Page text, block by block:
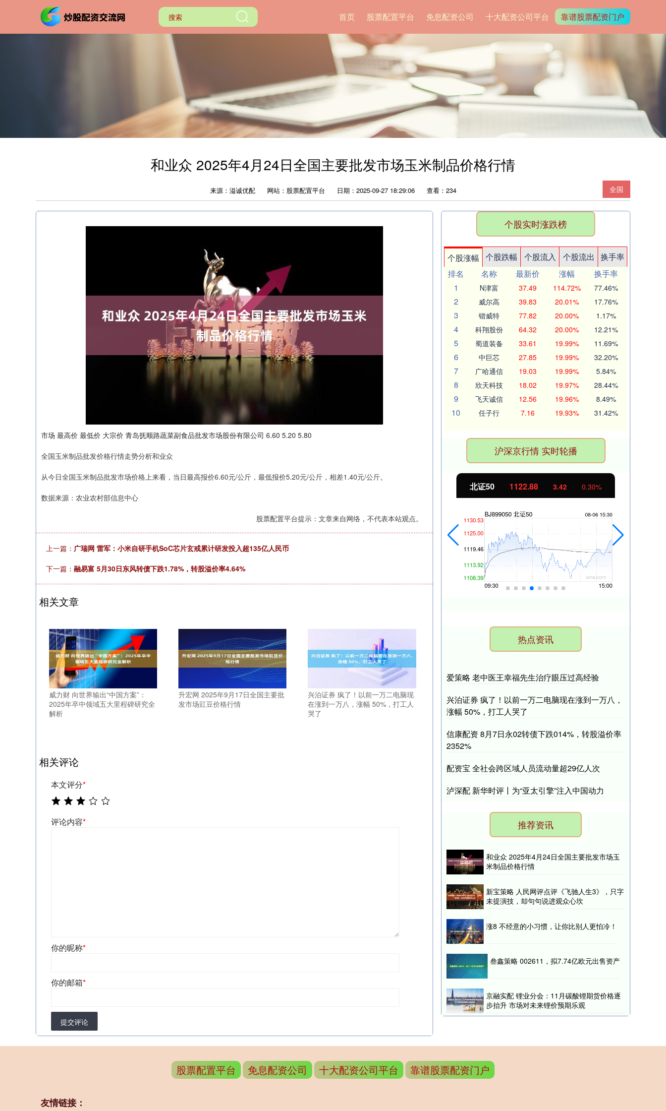
首页 股票配置平台 免息配资公司 十大配资公司平台 靠谱股票配资门户
和业众 2025年4月24日全国主要批发市场玉米制品价格行情
全国
来源：溢诚优配 网站：股票配置平台 日期：2025-09-27 18:29:06 查看：234
市场 最高价 最低价 大宗价 青岛抚顺路蔬菜副食品批发市场股份有限公司 6.60 5.20 5.80
全国玉米制品批发价格行情走势分析和业众
从今日全国玉米制品批发市场价格上来看，当日最高报价6.60元/公斤，最低报价5.20元/公斤，相差1.40元/公斤。
数据来源：农业农村部信息中心
股票配置平台提示：文章来自网络，不代表本站观点。
上一篇： 广瑞网 雷军：小米自研手机SoC芯片玄戒累计研发投入超135亿人民币
下一篇： 融易富 5月30日东风转债下跌1.78%，转股溢价率4.64%
相关文章
威力财 向世界输出“中国方案”：
2025年卒中领域五大里程碑研究全
解析
升宏网 2025年9月17日全国主要批
发市场豇豆价格行情
兴泊证券 疯了！以前一万二电脑现
在涨到一万八，涨幅 50%，打工人
哭了
相关评论
本文评分*
评论内容*
你的昵称*
你的邮箱*
提交评论
个股实时涨跌榜
个股涨幅 个股跌幅 个股流入 个股流出
换手率
排名
名称 最新价 涨幅
换手率
1
N津富 37.49 114.72% 77.46%
2 威尔高 39.83 20.01% 17.76%
3 锴威特 77.82 20.00% 1.17%
4 科翔股份 64.32 20.00% 12.21%
5 蜀道装备 33.61 19.99% 11.69%
6 中巨芯 27.85 19.99% 32.20%
7 广哈通信 19.03 19.99% 5.84%
8 欣天科技 18.02 19.97% 28.44%
9 飞天诚信 12.56 19.96% 8.49%
10 任子行 7.16 19.93% 31.42%
沪深京行情 实时轮播
北证50 1122.88 3.42 0.30%
热点资讯
爱策略 老中医王幸福先生治疗眼压过高经验
兴泊证券 疯了！以前一万二电脑现在涨到一万八，
涨幅 50%，打工人哭了
信康配资 8月7日永02转债下跌014%，转股溢价率
2352%
配资宝 全社会跨区域人员流动量超29亿人次
泸深配 新华时评丨为“亚太引擎”注入中国动力
推荐资讯
和业众 2025年4月24日全国主要批发市场玉
米制品价格行情
新宝策略 人民网评点评《飞驰人生3》，只字
未提演技，却句句说进观众心坎
涨8 不经意的小习惯，让你比别人更怕冷！
叁鑫策略 002611，拟7.74亿欧元出售资产
京融实配 锂业分会：11月碳酸锂期货价格逐
步抬升 市场对未来锂价预期乐观
股票配置平台 免息配资公司 十大配资公司平台 靠谱股票配资门户
友情链接：